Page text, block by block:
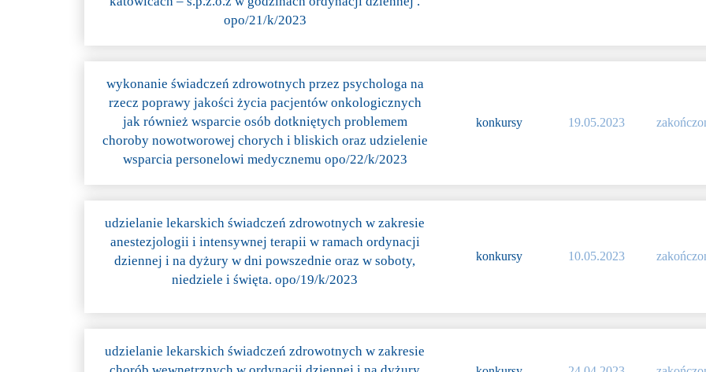
opo/21/k/2023
wykonanie świadczeń zdrowotnych przez psychologa na
rzecz poprawy jakości życia pacjentów onkologicznych
jak również wsparcie osób dotkniętych problemem
choroby nowotworowej chorych i bliskich oraz udzielenie
wsparcia personelowi medycznemu opo/22/k/2023
konkursy 19.05.2023
udzielanie lekarskich świadczeń zdrowotnych w zakresie
anestezjologii i intensywnej terapii w ramach ordynacji
dziennej i na dyżury w dni powszednie oraz w soboty,
niedziele i święta. opo/19/k/2023
konkursy 10.05.2023
udzielanie lekarskich świadczeń zdrowotnych w zakresie